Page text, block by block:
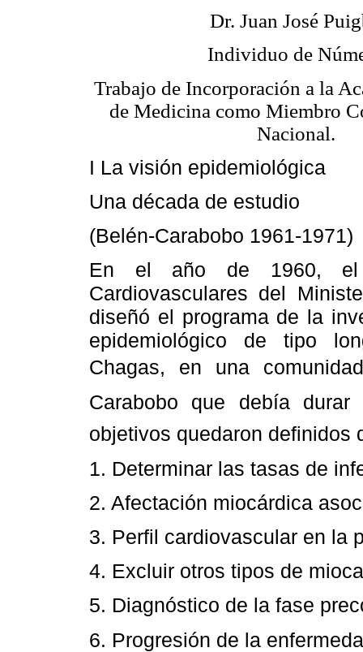
Dr. Juan José
Individuo de
Trabajo de Incorporación a la
de Medicina como Miembro
Nacional.
I La visión epidemiológica
Una década de estudio
(Belén-Carabobo 1961-1971)
En el año de 1960, el
Cardiovasculares del
diseñó el programa de la
epidemiológico de tipo
Chagas, en una
Carabobo que debía
objetivos quedaron definidos
1. Determinar las tasas de
2. Afectación miocárdica
3. Perfil cardiovascular en la
4. Excluir otros tipos de
5. Diagnóstico de la fase
6. Progresión de la